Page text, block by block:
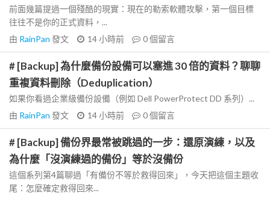
前面幾篇提過一個殘酷的現實：現在的勒索軟體攻擊，第一個目標
往往不是你的正式資料，...
由 RainPan 發文 14 小時前 0個留言
# [Backup] 為什麼備份設備可以塞進 30 倍的資料？聊聊
重複資料刪除（Deduplication）
如果你看過企業級備份設備（例如 Dell PowerProtect DD 系列）...
由 RainPan 發文 14 小時前 0個留言
# [Backup] 備份界最常被跳過的一步：還原演練，以及
為什麼「沒演練過的備份」等於沒備份
這個系列第4篇聊過「有備份不等於救得回來」，今天把這個主題收
尾：怎麼確定救得回來...